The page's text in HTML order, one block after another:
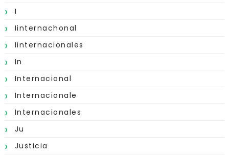
I
Iinternachonal
Iinternacionales
In
Internacional
Internacionale
Internacionales
Ju
Justicia